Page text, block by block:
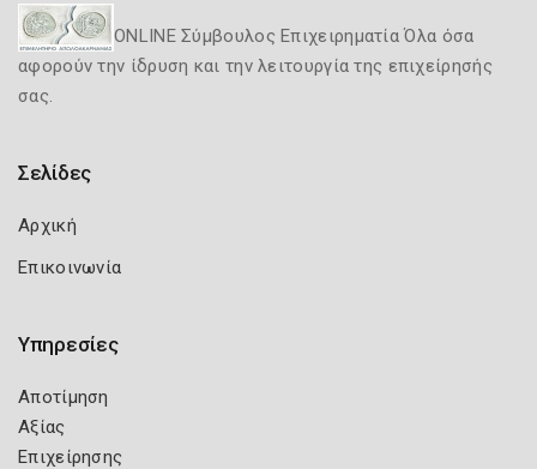
ONLINE Σύμβουλος Επιχειρηματία Όλα όσα
αφορούν την ίδρυση και την λειτουργία της επιχείρησής
σας.
Σελίδες
Αρχική
Επικοινωνία
Υπηρεσίες
Αποτίμηση
Αξίας
Επιχείρησης